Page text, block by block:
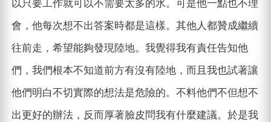
以只要工作就可以不需要太多的水。可是他一點也不理
會，他每次想不出答案時都是這樣。其他人都贊成繼續
往前走，希望能夠發現陸地。我覺得我有責任告知他
們，我們根本不知道前方有沒有陸地，而且我也試著讓
他們明白不切實際的想法是危險的。不料他們不但想不
出更好的辦法，反而厚著臉皮問我有什麼建議。於是我